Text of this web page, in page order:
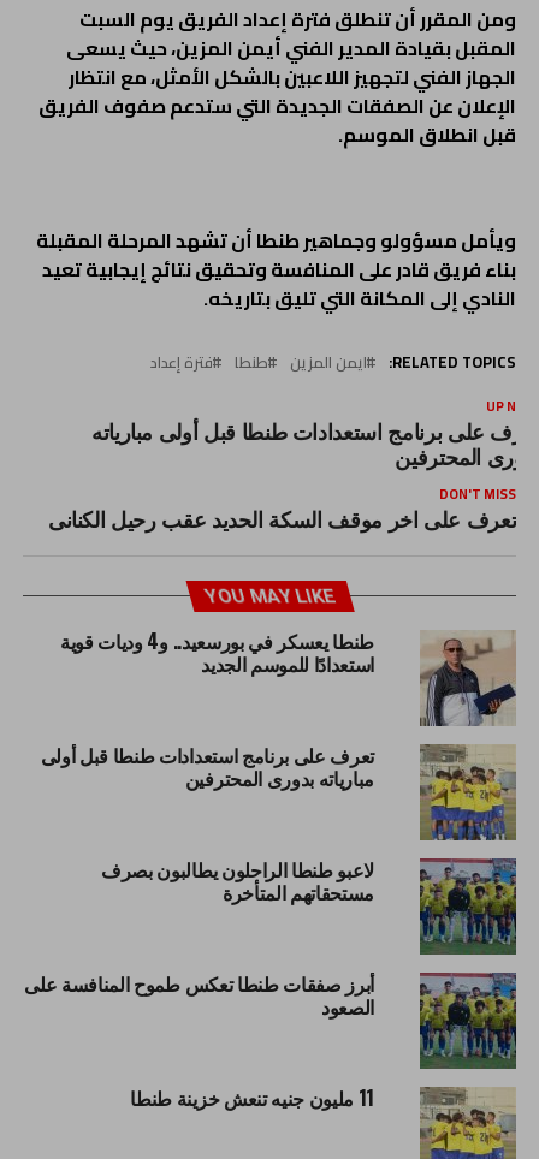
ومن المقرر أن تنطلق فترة إعداد الفريق يوم السبت
المقبل بقيادة المدير الفني أيمن المزين، حيث يسعى
الجهاز الفني لتجهيز اللاعبين بالشكل الأمثل، مع انتظار
الإعلان عن الصفقات الجديدة التي ستدعم صفوف الفريق
قبل انطلاق الموسم.
ويأمل مسؤولو وجماهير طنطا أن تشهد المرحلة المقبلة
بناء فريق قادر على المنافسة وتحقيق نتائج إيجابية تعيد
النادي إلى المكانة التي تليق بتاريخه.
RELATED TOPICS: ايمن المزين طنطا فترة إعداد
UP
على برنامج استعدادات طنطا قبل أولى مبارياته
المحترفين
DON'T MISS
تعرف على اخر موقف السكة الحديد عقب رحيل الكنانى
YOU MAY LIKE
طنطا يعسكر في بورسعيد.. و4 وديات قوية
استعدادًا للموسم الجديد
تعرف على برنامج استعدادات طنطا قبل أولى
مبارياته بدورى المحترفين
لاعبو طنطا الراحلون يطالبون بصرف
مستحقاتهم المتأخرة
أبرز صفقات طنطا تعكس طموح المنافسة على
الصعود
11 مليون جنيه تنعش خزينة طنطا